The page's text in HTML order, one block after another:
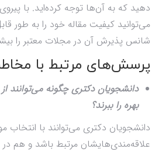
دهید که به آن‌ها توجه کرده‌اید. با پیروی
می‌توانید کیفیت مقاله خود را به طور
شانس پذیرش آن در مجلات معتبر را
پرسش‌های مرتبط با
دانشجویان دکتری چگونه می‌توانند
بهره را ببرند؟
دانشجویان دکتری می‌توانند با
علاقه‌مندی‌هایشان مرتبط باشد و هم